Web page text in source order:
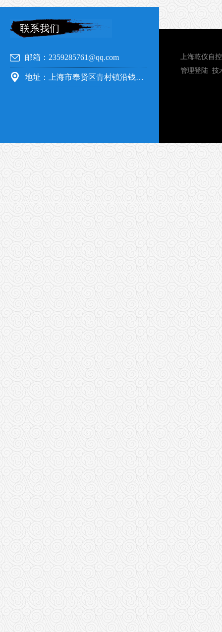
联系我们
邮箱：2359285761@qq.com
地址：上海市奉贤区青村镇沿钱公路351号
上海乾仪自
管理登陆 技